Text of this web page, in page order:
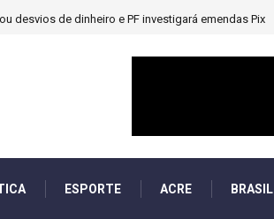
desvios de dinheiro e PF investigará emendas Pix
ESPORTE ACRE BRASIL